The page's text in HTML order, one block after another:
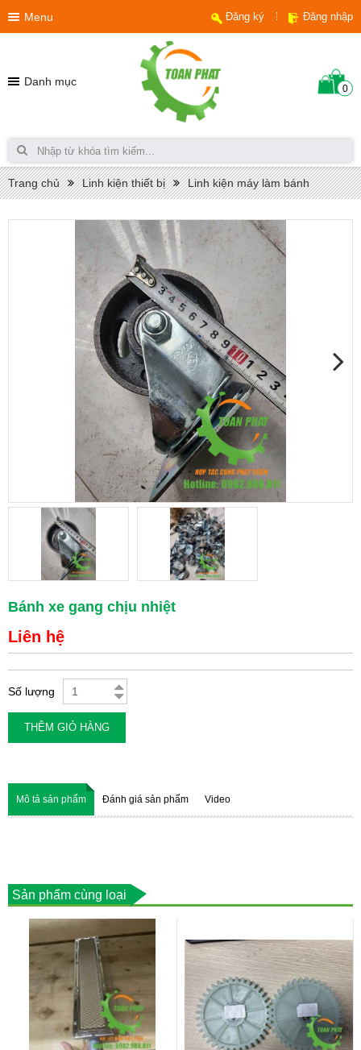
Menu Đăng ký Đăng nhập
Danh mục
0
Trang chủ Linh kiện thiết bị Linh kiện máy làm bánh
Bánh xe gang chịu nhiệt
Liên hệ
Số lượng
THÊM GIỎ HÀNG
Mô tả sản phẩm Đánh giá sản phẩm Video
Sản phẩm cùng loại